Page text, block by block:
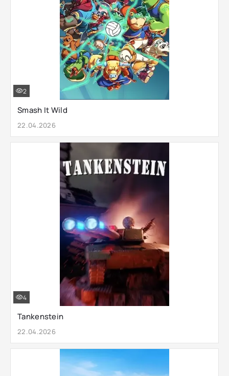
Smash It Wild
22.04.2026
2
Tankenstein
22.04.2026
4